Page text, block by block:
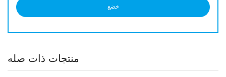
منتجات ذات صله